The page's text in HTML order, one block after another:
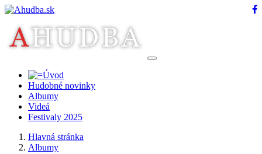
Hudobné novinky
Albumy
Videá
Festivaly 2025
Hlavná stránka
Albumy